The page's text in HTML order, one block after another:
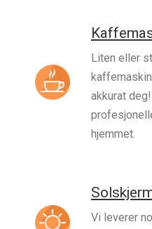
Liten eller
akkurat
hjemmet.
Vi leverer